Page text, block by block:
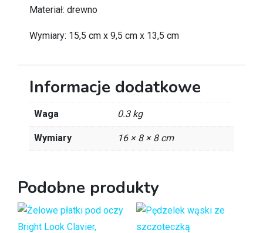
Materiał: drewno
Wymiary: 15,5 cm x 9,5 cm x 13,5 cm
Informacje dodatkowe
Waga 0.3 kg
Wymiary 16 × 8 × 8 cm
Podobne produkty